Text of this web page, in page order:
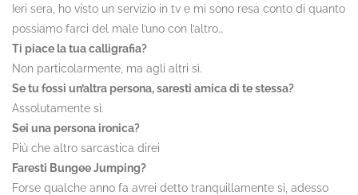
Ieri sera, ho visto un servizio in tv e mi sono resa conto di quanto
possiamo farci del male l’uno con l’altro…
Ti piace la tua calligrafia?
Non particolarmente, ma agli altri sì.
Se tu fossi un’altra persona, saresti amica di te stessa?
Assolutamente sì.
Sei una persona ironica?
Più che altro sarcastica direi
Faresti Bungee Jumping?
Forse qualche anno fa avrei detto tranquillamente sì, adesso